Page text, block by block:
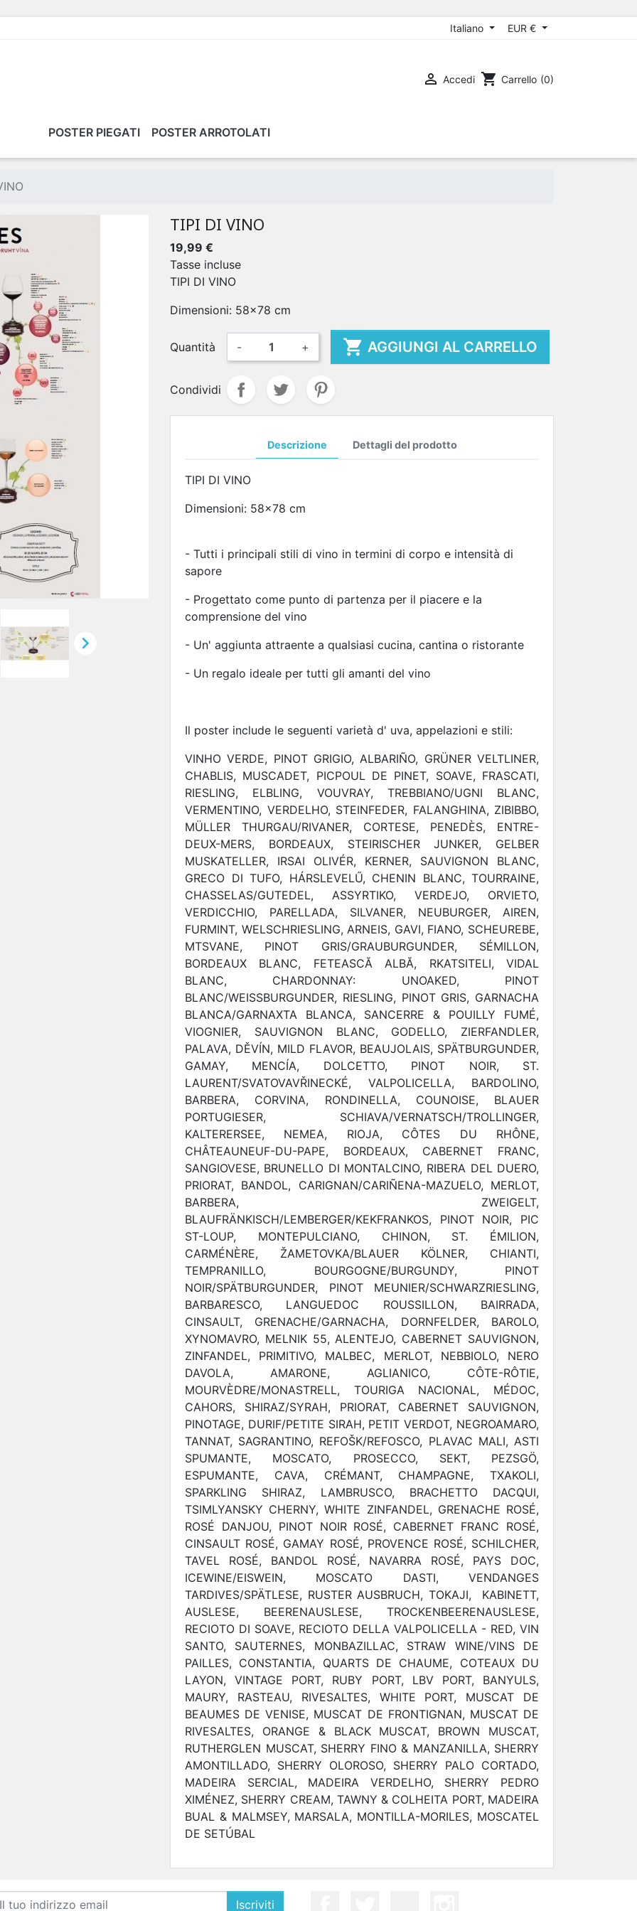
Italiano EUR €
 Accedi shopping_cart Carrello (0)
POSTER PIEGATI POSTER ARROTOLATI

TIPI DI VINO
19,99 €
Tasse incluse
TIPI DI VINO
Dimensioni: 58x78 cm
Quantità - +  AGGIUNGI AL CARRELLO
Condividi
Descrizione Dettagli del prodotto
TIPI DI VINO
Dimensioni: 58x78 cm
- Tutti i principali stili di vino in termini di corpo e intensità di
sapore
- Progettato come punto di partenza per il piacere e la
comprensione del vino
- Un' aggiunta attraente a qualsiasi cucina, cantina o ristorante
- Un regalo ideale per tutti gli amanti del vino
Il poster include le seguenti varietà d' uva, appelazioni e stili:
VINHO VERDE, PINOT GRIGIO, ALBARIÑO, GRÜNER VELTLINER,
CHABLIS, MUSCADET, PICPOUL DE PINET, SOAVE, FRASCATI,
RIESLING, ELBLING, VOUVRAY, TREBBIANO/UGNI BLANC,
VERMENTINO, VERDELHO, STEINFEDER, FALANGHINA, ZIBIBBO,
MÜLLER THURGAU/RIVANER, CORTESE, PENEDÈS, ENTRE-
DEUX-MERS, BORDEAUX, STEIRISCHER JUNKER, GELBER
MUSKATELLER, IRSAI OLIVÉR, KERNER, SAUVIGNON BLANC,
GRECO DI TUFO, HÁRSLEVELŰ, CHENIN BLANC, TOURRAINE,
CHASSELAS/GUTEDEL, ASSYRTIKO, VERDEJO, ORVIETO,
VERDICCHIO, PARELLADA, SILVANER, NEUBURGER, AIREN,
FURMINT, WELSCHRIESLING, ARNEIS, GAVI, FIANO, SCHEUREBE,
MTSVANE, PINOT GRIS/GRAUBURGUNDER, SÉMILLON,
BORDEAUX BLANC, FETEASCĂ ALBĂ, RKATSITELI, VIDAL
BLANC, CHARDONNAY: UNOAKED, PINOT
BLANC/WEISSBURGUNDER, RIESLING, PINOT GRIS, GARNACHA
BLANCA/GARNAXTA BLANCA, SANCERRE & POUILLY FUMÉ,
VIOGNIER, SAUVIGNON BLANC, GODELLO, ZIERFANDLER,
PALAVA, DĚVÍN, MILD FLAVOR, BEAUJOLAIS, SPÄTBURGUNDER,
GAMAY, MENCÍA, DOLCETTO, PINOT NOIR, ST.
LAURENT/SVATOVAVŘINECKÉ, VALPOLICELLA, BARDOLINO,
BARBERA, CORVINA, RONDINELLA, COUNOISE, BLAUER
PORTUGIESER, SCHIAVA/VERNATSCH/TROLLINGER,
KALTERERSEE, NEMEA, RIOJA, CÔTES DU RHÔNE,
CHÂTEAUNEUF-DU-PAPE, BORDEAUX, CABERNET FRANC,
SANGIOVESE, BRUNELLO DI MONTALCINO, RIBERA DEL DUERO,
PRIORAT, BANDOL, CARIGNAN/CARIÑENA-MAZUELO, MERLOT,
BARBERA, ZWEIGELT,
BLAUFRÄNKISCH/LEMBERGER/KEKFRANKOS, PINOT NOIR, PIC
ST-LOUP, MONTEPULCIANO, CHINON, ST. ÉMILION,
CARMÉNÈRE, ŽAMETOVKA/BLAUER KÖLNER, CHIANTI,
TEMPRANILLO, BOURGOGNE/BURGUNDY, PINOT
NOIR/SPÄTBURGUNDER, PINOT MEUNIER/SCHWARZRIESLING,
BARBARESCO, LANGUEDOC ROUSSILLON, BAIRRADA,
CINSAULT, GRENACHE/GARNACHA, DORNFELDER, BAROLO,
XYNOMAVRO, MELNIK 55, ALENTEJO, CABERNET SAUVIGNON,
ZINFANDEL, PRIMITIVO, MALBEC, MERLOT, NEBBIOLO, NERO
DAVOLA, AMARONE, AGLIANICO, CÔTE-RÔTIE,
MOURVÈDRE/MONASTRELL, TOURIGA NACIONAL, MÉDOC,
CAHORS, SHIRAZ/SYRAH, PRIORAT, CABERNET SAUVIGNON,
PINOTAGE, DURIF/PETITE SIRAH, PETIT VERDOT, NEGROAMARO,
TANNAT, SAGRANTINO, REFOŠK/REFOSCO, PLAVAC MALI, ASTI
SPUMANTE, MOSCATO, PROSECCO, SEKT, PEZSGÖ,
ESPUMANTE, CAVA, CRÉMANT, CHAMPAGNE, TXAKOLI,
SPARKLING SHIRAZ, LAMBRUSCO, BRACHETTO DACQUI,
TSIMLYANSKY CHERNY, WHITE ZINFANDEL, GRENACHE ROSÉ,
ROSÉ DANJOU, PINOT NOIR ROSÉ, CABERNET FRANC ROSÉ,
CINSAULT ROSÉ, GAMAY ROSÉ, PROVENCE ROSÉ, SCHILCHER,
TAVEL ROSÉ, BANDOL ROSÉ, NAVARRA ROSÉ, PAYS DOC,
ICEWINE/EISWEIN, MOSCATO DASTI, VENDANGES
TARDIVES/SPÄTLESE, RUSTER AUSBRUCH, TOKAJI, KABINETT,
AUSLESE, BEERENAUSLESE, TROCKENBEERENAUSLESE,
RECIOTO DI SOAVE, RECIOTO DELLA VALPOLICELLA - RED, VIN
SANTO, SAUTERNES, MONBAZILLAC, STRAW WINE/VINS DE
PAILLES, CONSTANTIA, QUARTS DE CHAUME, COTEAUX DU
LAYON, VINTAGE PORT, RUBY PORT, LBV PORT, BANYULS,
MAURY, RASTEAU, RIVESALTES, WHITE PORT, MUSCAT DE
BEAUMES DE VENISE, MUSCAT DE FRONTIGNAN, MUSCAT DE
RIVESALTES, ORANGE & BLACK MUSCAT, BROWN MUSCAT,
RUTHERGLEN MUSCAT, SHERRY FINO & MANZANILLA, SHERRY
AMONTILLADO, SHERRY OLOROSO, SHERRY PALO CORTADO,
MADEIRA SERCIAL, MADEIRA VERDELHO, SHERRY PEDRO
XIMÉNEZ, SHERRY CREAM, TAWNY & COLHEITA PORT, MADEIRA
BUAL & MALMSEY, MARSALA, MONTILLA-MORILES, MOSCATEL
DE SETÚBAL
Iscriviti